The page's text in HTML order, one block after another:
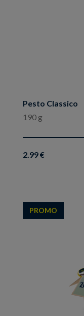
Pesto Classico
190 g
2.99 €
PROMO